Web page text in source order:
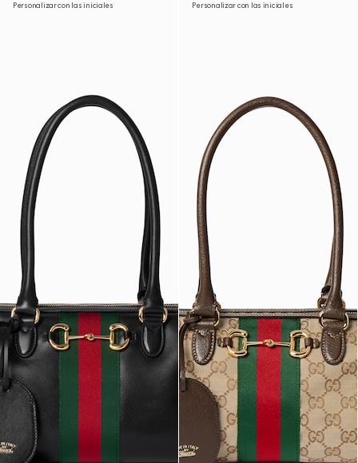
Personalizar con las iniciales Personalizar con las iniciales